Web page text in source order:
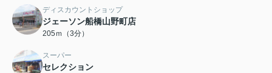
ディスカウントショップ
ジェーソン船橋山野町店
205ｍ（3分）
スーパー
セレクション